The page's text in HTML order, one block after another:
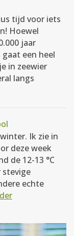
tijd voor iets
Hoewel
jaar
een heel
in zeewier
langs
Ik zie in
deze week
de 12-13 °C
stevige
echte